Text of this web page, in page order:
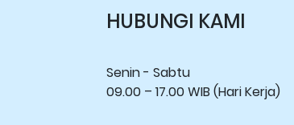
HUBUNGI KAMI
Senin - Sabtu
09.00 – 17.00 WIB (Hari Kerja)